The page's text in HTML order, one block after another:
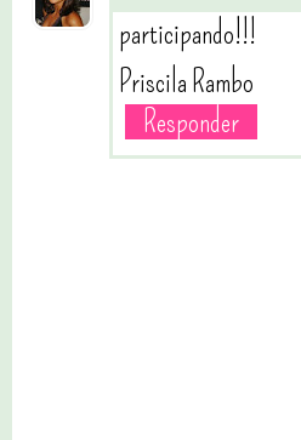
participando!!!
Priscila Rambo
Responder